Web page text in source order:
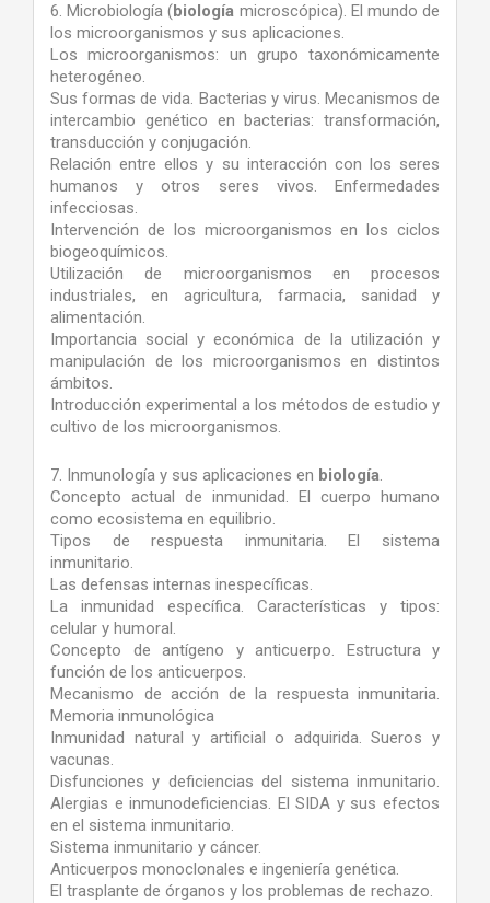
6. Microbiología ( biología microscópica). El mundo de
los microorganismos y sus aplicaciones.
Los microorganismos: un grupo taxonómicamente
heterogéneo.
Sus formas de vida. Bacterias y virus. Mecanismos de
intercambio genético en bacterias: transformación,
transducción y conjugación.
Relación entre ellos y su interacción con los seres
humanos y otros seres vivos. Enfermedades
infecciosas.
Intervención de los microorganismos en los ciclos
biogeoquímicos.
Utilización de microorganismos en procesos
industriales, en agricultura, farmacia, sanidad y
alimentación.
Importancia social y económica de la utilización y
manipulación de los microorganismos en distintos
ámbitos.
Introducción experimental a los métodos de estudio y
cultivo de los microorganismos.
7. Inmunología y sus aplicaciones en biología.
Concepto actual de inmunidad. El cuerpo humano
como ecosistema en equilibrio.
Tipos de respuesta inmunitaria. El sistema
inmunitario.
Las defensas internas inespecíficas.
La inmunidad específica. Características y tipos:
celular y humoral.
Concepto de antígeno y anticuerpo. Estructura y
función de los anticuerpos.
Mecanismo de acción de la respuesta inmunitaria.
Memoria inmunológica
Inmunidad natural y artificial o adquirida. Sueros y
vacunas.
Disfunciones y deficiencias del sistema inmunitario.
Alergias e inmunodeficiencias. El SIDA y sus efectos
en el sistema inmunitario.
Sistema inmunitario y cáncer.
Anticuerpos monoclonales e ingeniería genética.
El trasplante de órganos y los problemas de rechazo.